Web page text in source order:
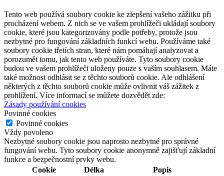
Tento web používá soubory cookie ke zlepšení vašeho zážitku při
procházení webem. Z nich se ve vašem prohlížeči ukládají soubory
cookie, které jsou kategorizovány podle potřeby, protože jsou
nezbytné pro fungování základních funkcí webu. Používáme také
soubory cookie třetích stran, které nám pomáhají analyzovat a
porozumět tomu, jak tento web používáte. Tyto soubory cookie
budou ve vašem prohlížeči uloženy pouze s vaším souhlasem. Máte
také možnost odhlásit se z těchto souborů cookie. Ale odhlášení
některých z těchto souborů cookie může ovlivnit váš zážitek z
prohlížení. Více informací se můžete dozvědět zde:
Zásady používání cookies
Povinné cookies
Povinné cookies
Vždy povoleno
Nezbytné soubory cookie jsou naprosto nezbytné pro správné
fungování webu. Tyto soubory cookie anonymně zajišťují základní
funkce a bezpečnostní prvky webu.
Cookie
Délka Popis